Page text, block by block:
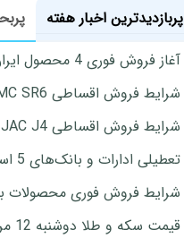
پربازدیدترین اخبار هفته
آغاز فروش فوری 4 محصول ایران خودرو در نمایندگی‌ها
شرایط فروش اقساطی KMC SR6 کرمان موتور اعلام شد
شرایط فروش اقساطی JAC J4 (مرداد 1405)
تعطیلی ادارات و بانک‌های 5 استان در روز چهارشنبه
شرایط فروش فوری محصولات بهمن
قیمت سکه و طلا دوشنبه 12 مرداد 1405